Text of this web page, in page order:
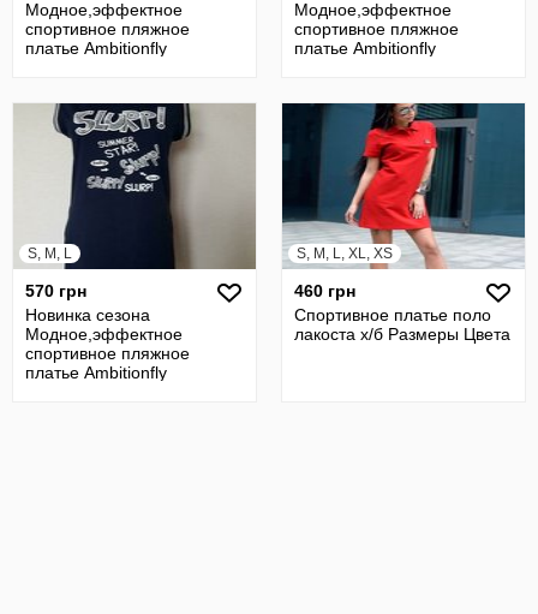
Модное,эффектное
спортивное пляжное
платье Ambitionfly
Модное,эффектное
спортивное пляжное
платье Ambitionfly
S, M, L
570 грн
Новинка сезона
Модное,эффектное
спортивное пляжное
платье Ambitionfly
S, M, L, XL, XS
460 грн
Спортивное платье поло
лакоста х/б Размеры Цвета